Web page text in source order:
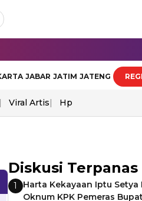
JABAR JATIM JATENG
Viral Artis Hp
Diskusi Terpanas
1
Harta Kekayaan Iptu Setya
Oknum KPK Pemeras